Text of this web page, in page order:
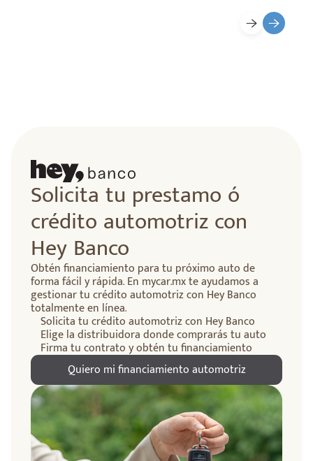
Solicita tu prestamo ó
crédito automotriz con
Hey Banco
Obtén financiamiento para tu próximo auto de
forma fácil y rápida. En mycar.mx te ayudamos a
gestionar tu crédito automotriz con Hey Banco
totalmente en línea.
Solicita tu crédito automotriz con Hey Banco
Elige la distribuidora donde comprarás tu auto
Firma tu contrato y obtén tu financiamiento
Quiero mi financiamiento automotriz